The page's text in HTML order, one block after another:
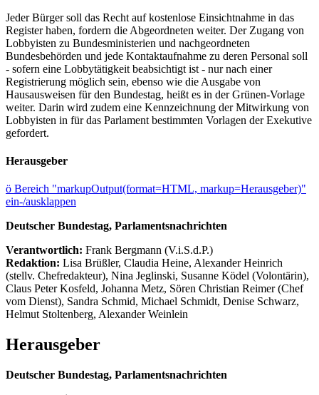
Jeder Bürger soll das Recht auf kostenlose Einsichtnahme in das
Register haben, fordern die Abgeordneten weiter. Der Zugang von
Lobbyisten zu Bundesministerien und nachgeordneten
Bundesbehörden und jede Kontaktaufnahme zu deren Personal soll
- sofern eine Lobbytätigkeit beabsichtigt ist - nur nach einer
Registrierung möglich sein, ebenso wie die Ausgabe von
Hausausweisen für den Bundestag, heißt es in der Grünen-Vorlage
weiter. Darin wird zudem eine Kennzeichnung der Mitwirkung von
Lobbyisten in für das Parlament bestimmten Vorlagen der Exekutive
gefordert.
Herausgeber
ö Bereich "markupOutput(format=HTML, markup=Herausgeber)"
ein-/ausklappen
Deutscher Bundestag, Parlamentsnachrichten
Verantwortlich: Frank Bergmann (V.i.S.d.P.)
Redaktion: Lisa Brüßler, Claudia Heine, Alexander Heinrich
(stellv. Chefredakteur), Nina Jeglinski, Susanne Ködel (Volontärin),
Claus Peter Kosfeld, Johanna Metz, Sören Christian Reimer (Chef
vom Dienst), Sandra Schmid, Michael Schmidt, Denise Schwarz,
Helmut Stoltenberg, Alexander Weinlein
Herausgeber
Deutscher Bundestag, Parlamentsnachrichten